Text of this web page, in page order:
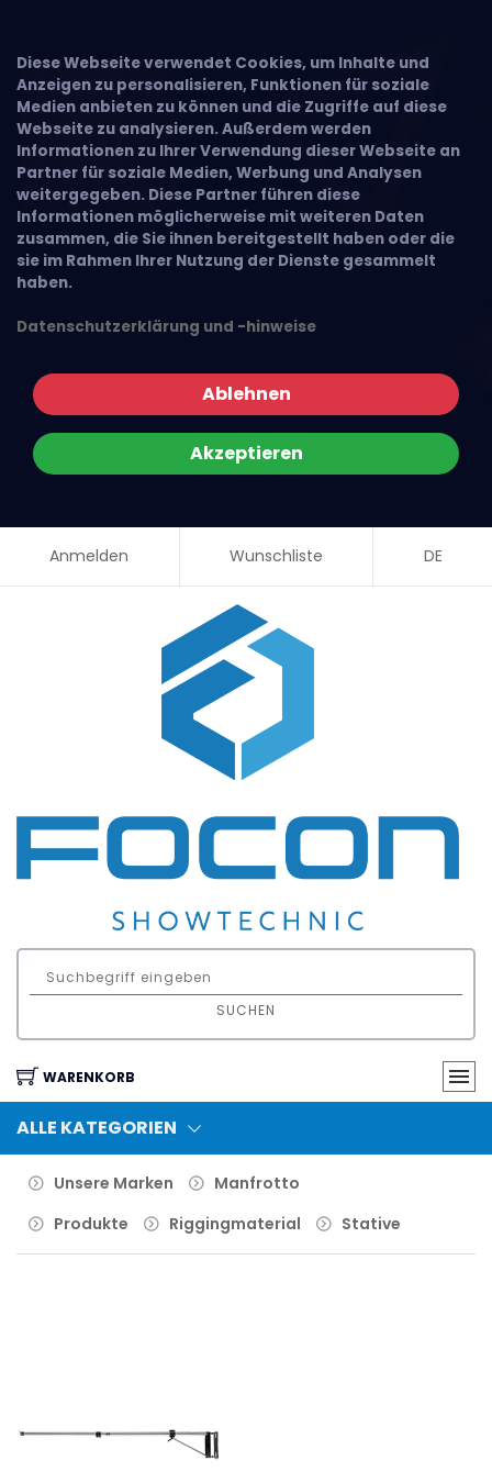
Diese Webseite verwendet Cookies, um Inhalte und
Anzeigen zu personalisieren, Funktionen für soziale
Medien anbieten zu können und die Zugriffe auf diese
Webseite zu analysieren. Außerdem werden
Informationen zu Ihrer Verwendung dieser Webseite an
Partner für soziale Medien, Werbung und Analysen
weitergegeben. Diese Partner führen diese
Informationen möglicherweise mit weiteren Daten
zusammen, die Sie ihnen bereitgestellt haben oder die
sie im Rahmen Ihrer Nutzung der Dienste gesammelt
haben.
Datenschutzerklärung und -hinweise
Ablehnen
Akzeptieren
Anmelden Wunschliste DE
SUCHEN
WARENKORB
ALLE KATEGORIEN
Unsere Marken
Manfrotto
Produkte
Riggingmaterial Stative